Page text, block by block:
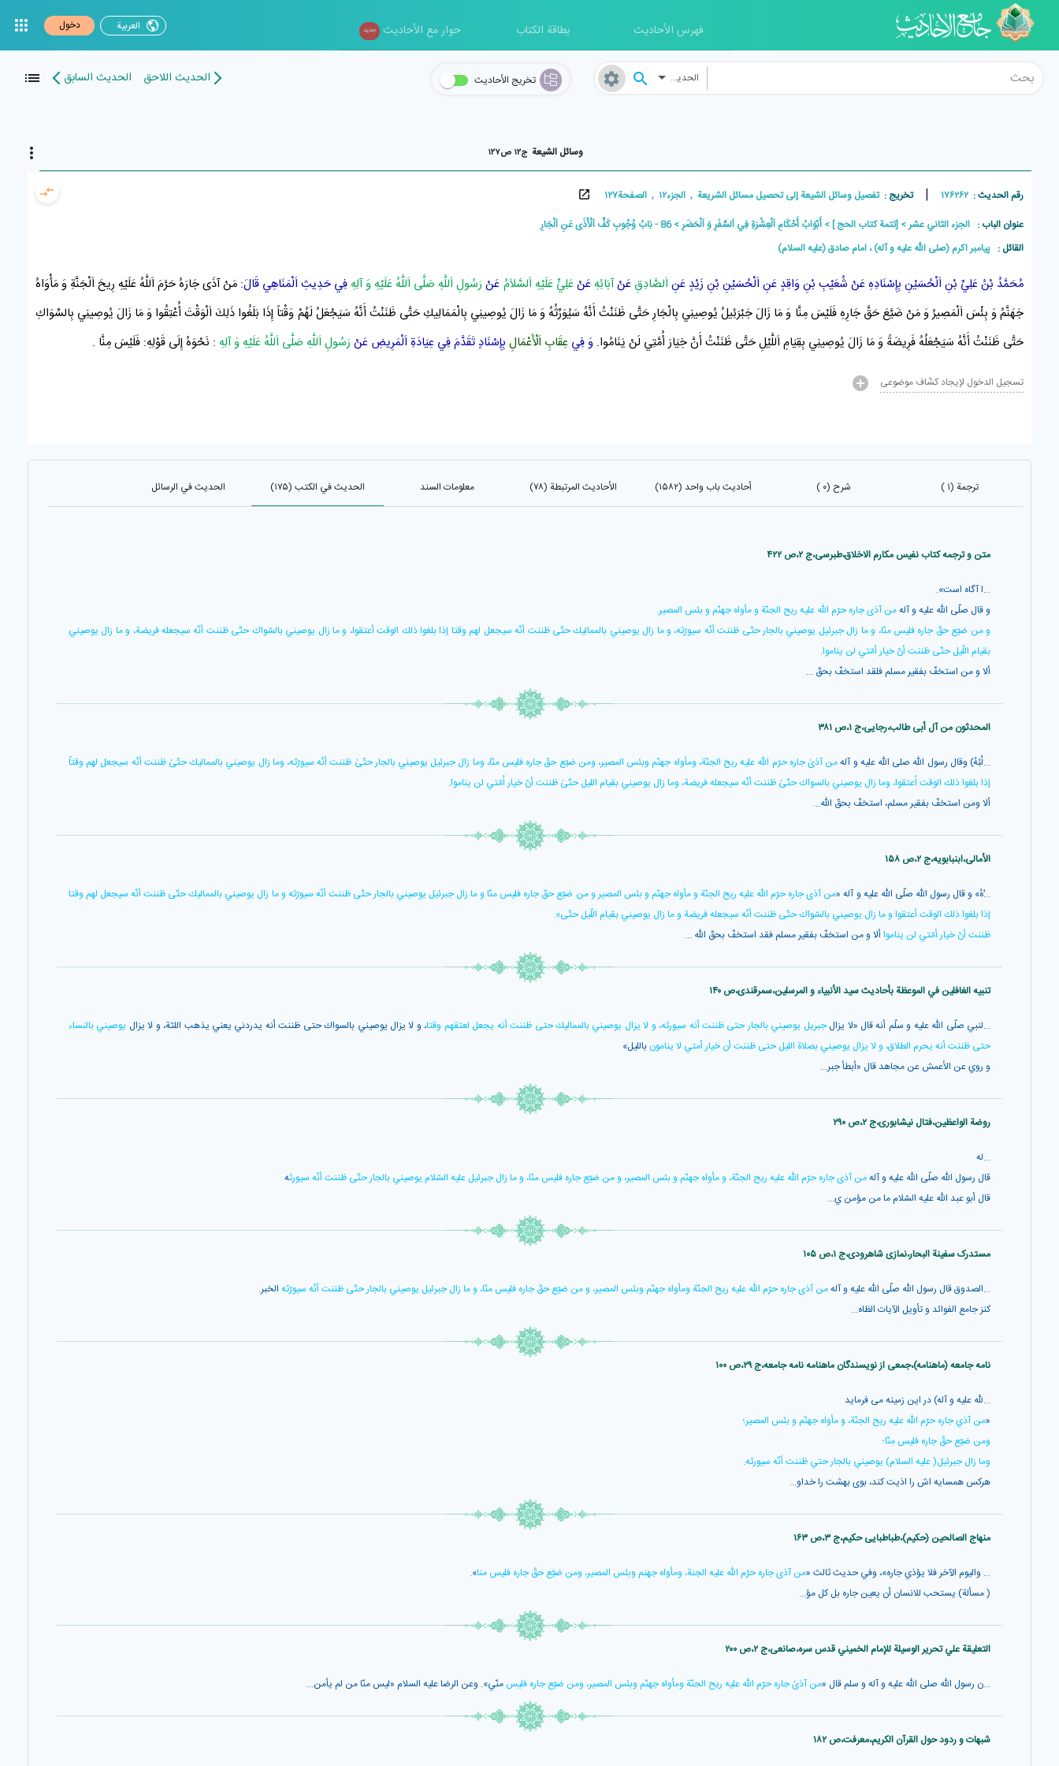
فهرس الأحاديث بطاقة الكتاب حوار مع الأحاديث جدید العربیة دخول
الحدیث تخريج الأحاديث الحدیث اللاحق الحدیث السابق
وسائل الشیعة ج۱۲ ص۱۲۷
رقم الحدیث : ۱۷۶۲۶۲ |تخريج :تفصیل وسائل الشیعة إلی تحصیل مسائل الشریعة , الجزء۱۲ , الصفحة۱۲۷
عنوان الباب : الجزء الثاني عشر [تتمة كتاب الحج ] أَبْوَابُ أَحْكَامِ اَلْعِشْرَةِ فِي اَلسَّفَرِ وَ اَلْحَضَرِ 86 - بَابُ وُجُوبِ كَفِّ اَلْأَذَى عَنِ اَلْجَارِ
القائل : پيامبر اکرم (صلی الله علیه و آله) ، امام صادق (علیه السلام)
مُحَمَّدُ بْنُ عَلِيِّ بْنِ اَلْحُسَيْنِ بِإِسْنَادِهِ عَنْ شُعَيْبِ بْنِ وَاقِدٍ عَنِ اَلْحُسَيْنِ بْنِ زَيْدٍ عَنِ اَلصَّادِقِ عَنْآبَائِهِعَنْعَلِيٍّ عَلَيْهِ اَلسَّلاَمُ عَنْ رَسُولِ اَللَّهِ صَلَّى اَللَّهُ عَلَيْهِ وَ آلِهِفِي حَدِيثِ اَلْمَنَاهِي قَالَ: مَنْ آذَى جَارَهُ حَرَّمَ اَللَّهُ عَلَيْهِ رِيحَ اَلْجَنَّةِ وَ مَأْوَاهُ
جَهَنَّمُوَ بِئْسَ اَلْمَصِيرُ وَ مَنْ ضَيَّعَ حَقَّ جَارِهِ فَلَيْسَ مِنَّا وَ مَا زَالَجَبْرَئِيلُيُوصِينِي بِالْجَارِ حَتَّى ظَنَنْتُ أَنَّهُ سَيُوَرِّثُهُ وَ مَا زَالَ يُوصِينِي بِالْمَمَالِيكِ حَتَّى ظَنَنْتُ أَنَّهُ سَيَجْعَلُ لَهُمْ وَقْتاً إِذَا بَلَغُوا ذَلِكَ اَلْوَقْتَ أُعْتِقُوا وَ مَا زَالَ يُوصِينِي بِالسِّوَاكِ
حَتَّى ظَنَنْتُ أَنَّهُ سَيَجْعَلُهُ فَرِيضَةً وَ مَا زَالَ يُوصِينِي بِقِيَامِ اَللَّيْلِ حَتَّى ظَنَنْتُ أَنَّ خِيَارَ أُمَّتِي لَنْ يَنَامُوا. وَ فِي عِقَابِ اَلْأَعْمَالِ بِإِسْنَادٍ تَقَدَّمَ فِي عِيَادَةِ اَلْمَرِيضِ عَنْ رَسُولِ اَللَّهِ صَلَّى اَللَّهُ عَلَيْهِ وَ آلِهِ : نَحْوَهُ إِلَى قَوْلِهِ: فَلَيْسَ مِنَّا .
تسجيل الدخول لإيجاد كَشَّاف موضوعي
ترجمة (۱ ) شرح (۰ ) أحاديث باب واحد (۱۵۸۲) الأحاديث المرتبطة (۷۸) معلومات السند الحديث في الكتب (۱۷۵) الحديث في الرسائل
متن و ترجمه کتاب نفیس مکارم الاخلاق،طبرسی،ج ۲،ص ۴۲۲
...ا آگاه است».
و قال صلّى اللّه عليه و آلهمن آذى جاره حرّم اللّه عليه ريح الجنّة و مأواه جهنّم و بئس المصير.
و من ضيّع حقّ جاره فليس منّا، و ما زال جبرئيل يوصيني بالجار حتّى ظننت أنّه سيورّثه، و ما زال يوصيني بالمماليك حتّى ظننت أنّه سيجعل لهم وقتا إذا بلغوا ذلك الوقت أعتقوا، و ما زال يوصيني بالسّواك حتّى ظننت أنّه سيجعله فريضة، و ما زال يوصيني
بقيام اللّيل حتّى ظننت أنّ خيار أمّتي لن يناموا.
ألا و من استخفّ بفقير مسلم فلقد استخفّ بحقّ ...
المحدثون من آل أبی طالب،رجایی،ج ۱،ص ۳۸۱
...لْبُهُ) وقال رسول اللّٰه صلى الله عليه و آلهمن آذىٰ جاره حرّم اللّٰه عليه ريح الجنّة، ومأواه جهنّم وبئس المصير، ومن ضيّع حقّ جاره فليس منّا، وما زال جبرئيل يوصيني بالجار حتّىٰ ظننت أنّه سيورّثه، وما زال يوصيني بالمماليك حتّىٰ ظننت أنّه سيجعل لهم وقتاً
إذا بلغوا ذلك الوقت اُعتقوا، وما زال يوصيني بالسواك حتّىٰ ظننت أنّه سيجعله فريضة، وما زال يوصيني بقيام الليل حتّىٰ ظننت أنّ خيار اُمّتي لن يناموا.
ألا ومن استخفّ بفقير مسلم، استخفّ بحقّ اللّٰه...
الأمالی،ابنبابویه،ج ۲،ص ۱۵۸
...ُهُ» و قال رسول اللّه صلّى اللّه عليه و آله «من آذى جاره حرّم اللّه عليه ريح الجنّة و مأواه جهنّم و بئس المصير و من ضيّع حقّ جاره فليس منّا و ما زال جبرئيل يوصيني بالجار حتّى ظننت أنّه سيورّثه و ما زال يوصيني بالمماليك حتّى ظننت أنّه سيجعل لهم وقتا
إذا بلغوا ذلك الوقت أعتقوا و ما زال يوصيني بالسّواك حتّى ظننت أنّه سيجعله فريضة و ما زال يوصيني بقيام اللّيل حتّى».
ظننت أنّ خيار أمّتي لن يناموا ألا و من استخفّ بفقير مسلم فقد استخفّ بحقّ اللّه ...
تنبیه الغافلین في الموعظة بأحادیث سید الأنبیاء و المرسلین،سمرقندی،ص ۱۴۰
...لنبي صلّى اللّه عليه و سلّم أنه قال «لا يزالجبريل يوصيني بالجار حتى ظننت أنه سيورثه، و لا يزال يوصيني بالمماليك حتى ظننت أنه يجعل لعتقهم وقتا، و لا يزال يوصيني بالسواك حتى ظننت أنه يدردني يعني يذهب اللثة، و لا يزال يوصيني بالنساء
حتى ظننت أنه يحرم الطلاق، و لا يزال يوصيني بصلاة الليل حتى ظننت أن خيار أمتي لا ينامون بالليل»
و روي عن الأعمش عن مجاهد قال «أبطأ جبر...
روضة الواعظين،فتال نیشابوری،ج ۲،ص ۲۹۰
...له
قال رسول اللّه صلّى اللّه عليه و آلهمن آذى جاره حرّم اللّه عليه ريح الجنّة، و مأواه جهنّم و بئس المصير، و من ضيّع جاره فليس منّا، و ما زال جبرئيل عليه السّلام يوصيني بالجار حتّى ظننت أنّه سيورثه
قال أبو عبد اللّه عليه السّلام ما من مؤمن ي...
مستدرک سفینة البحار،نمازی شاهرودی،ج ۱،ص ۱۰۵
...الصدوق قال رسول اللّٰه صلّى اللّه عليه و آلهمن آذى جاره حرّم اللّٰه عليه ريح الجنّة ومأواه جهنّم وبئس المصير، و من ضيّع حقّ جاره فليس منّا، و ما زال جبرئيل يوصيني بالجار حتّى ظننت أنّه سيورّثه الخبر.
كنز جامع الفوائد و تأويل الآيات الظاه...
نامه جامعه (ماهنامه)،جمعی از نویسندگان ماهنامه نامه جامعه،ج ۲۹،ص ۱۰۰
...لله عليه و آله) در اين زمينه مى فرمايد
«من آذي جاره حرّم الله عليه ريح الجنّة، و مأواه جهنّم و بئس المصير؛
ومن ضيّع حقَّ جاره فليس مِنّا؛
وما زال جبرئيل( عليه السلام) يوصيني بالجار حتي ظننت أنّه سيورثه.
هركس همسايه اش را اذيت كند، بوى بهشت را خداو...
منهاج الصالحين (حکیم)،طباطبایی حکیم،ج ۳،ص ۱۶۳
... واليوم الآخر فلا يؤذي جاره»، وفي حديث ثالث «من آذى جاره حرَّم الله عليه الجنة، ومأواه جهنم وبئس المصير، ومن ضيَّع حقَّ جاره فليس منا».
( مسألة) يستحب للانسان أن يعين جاره بل كل مؤ...
التعلیقة علي تحریر الوسیلة للإمام الخمیني قدس سره،صانعی،ج ۲،ص ۲۰۰
...ن رسول اللّٰه صلى الله عليه و آله و سلم قال «من آذىٰ جاره حرّم اللّٰه عليه ريح الجنّة ومأواه جهنّم وبئس المصير، ومن ضيّع جاره فليس منّي». وعن الرضا عليه السلام «ليس منّا من لم يأمن...
شبهات و ردود حول القرآن الکریم،معرفت،ص ۱۸۲